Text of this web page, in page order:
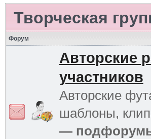
Творческая
Форум
Авторские
участников
Авторские
шаблоны,
—